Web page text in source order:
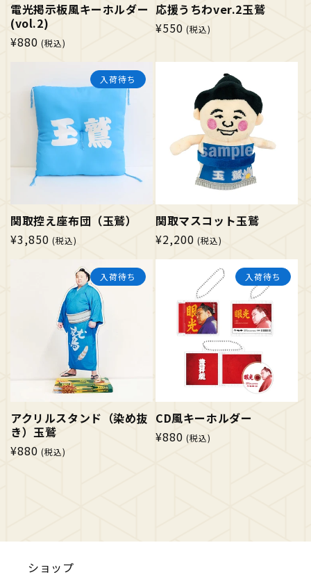
電光掲示板風キーホルダー
(vol.2)
通
¥880 (税込)
応援うちわver.2玉鷲
通
価
¥550 (税込)
入荷待ち
関取控え座布団（玉鷲）
通
¥3,850 (税込)
関取マスコット玉鷲
通
常
¥2,200 (税込)
入荷待ち
アクリルスタンド（染め抜
き）玉鷲
通
¥880 (税込)
入荷待ち
CD風キーホルダー
通
¥880 (税込)
ショップ